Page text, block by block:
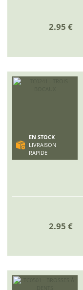
2.95 €
EN STOCK
LIVRAISON
RAPIDE
2.95 €